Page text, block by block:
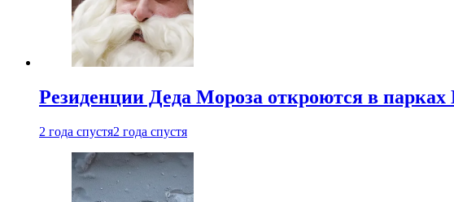
Резиденции Деда Мороза откроются в парках
2 года спустя2 года спустя